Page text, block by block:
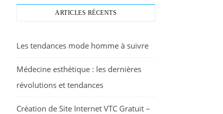
ARTICLES RÉCENTS
Les tendances mode homme à suivre
Médecine esthétique : les dernières
révolutions et tendances
Création de Site Internet VTC Gratuit –